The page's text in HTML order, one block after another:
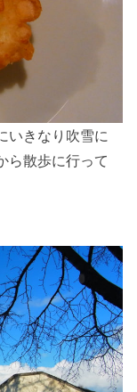
いきなり吹雪に
ら散歩に行って